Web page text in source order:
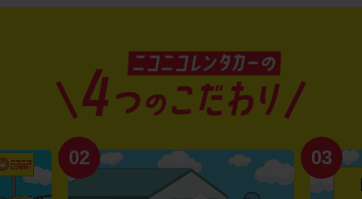
02 03